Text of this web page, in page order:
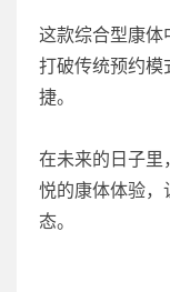
这款综合型康体
打破传统预约模
捷。
在未来的日子里
悦的康体体验，
态。